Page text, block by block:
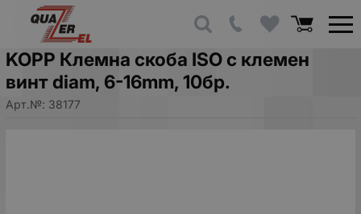
KOPP Клемна скоба ISO с клемен
винт diam, 6-16mm, 10бр.
Арт.№: 38177